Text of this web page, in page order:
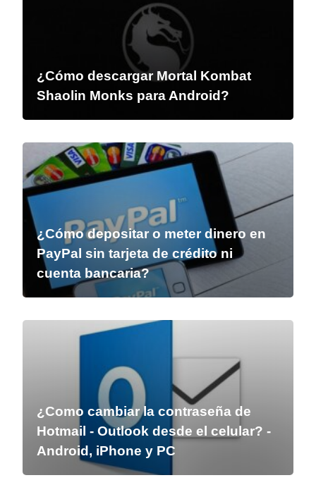
¿Cómo descargar Mortal Kombat
Shaolin Monks para Android?
¿Cómo depositar o meter dinero en
PayPal sin tarjeta de crédito ni
cuenta bancaria?
¿Como cambiar la contraseña de
Hotmail - Outlook desde el celular? -
Android, iPhone y PC